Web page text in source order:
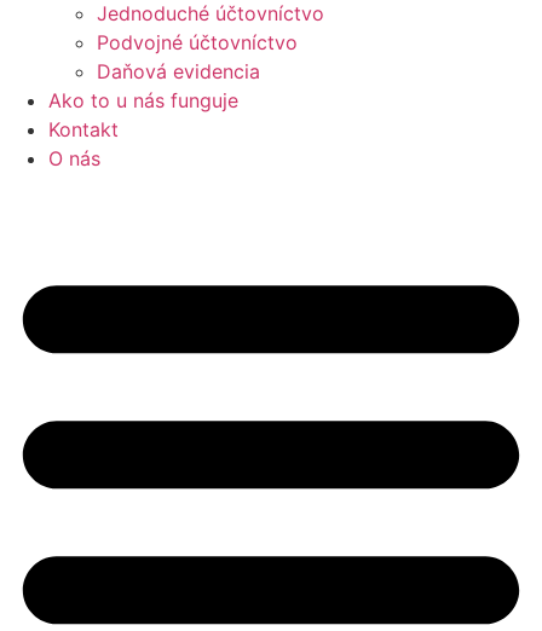
Jednoduché účtovníctvo
Podvojné účtovníctvo
Daňová evidencia
Ako to u nás funguje
Kontakt
O nás